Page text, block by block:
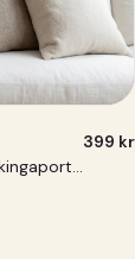
Förvandla dig till en nordisk krigare i ett episkt vikingaporträtt.
399 kr